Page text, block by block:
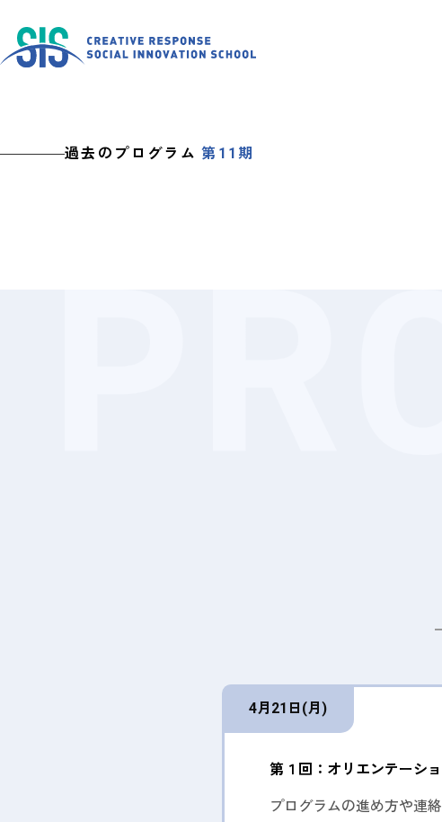
過去のプログラム 第11期
4月21日(月)
第１回：オリエンテーショ
プログラムの進め方や連